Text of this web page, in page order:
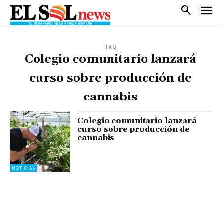
TAG
Colegio comunitario lanzará
curso sobre producción de
cannabis
NOTICIAS
Colegio comunitario lanzará
curso sobre producción de
cannabis